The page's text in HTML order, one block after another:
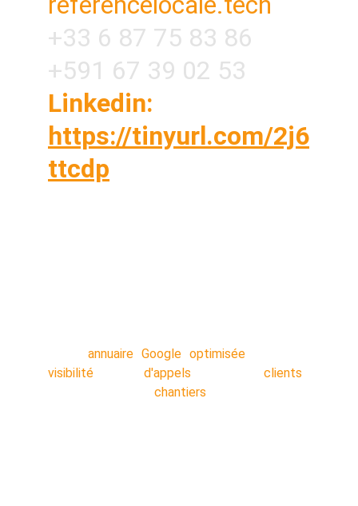
+33 6 87 75 83 86
+591 67 39 02 53
Linkedin:
https://tinyurl.com/2j6
ttcdp
annuaire Google optimisée: Plus de
visibilité
d'appels !! Plus declients
chantiers